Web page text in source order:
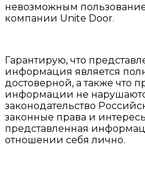
невозможным
компании Unite Door.
Гарантирую, что
информация является
достоверной, а также что
информации не
законодательство
законные права и
представленная
отношении себя лично.